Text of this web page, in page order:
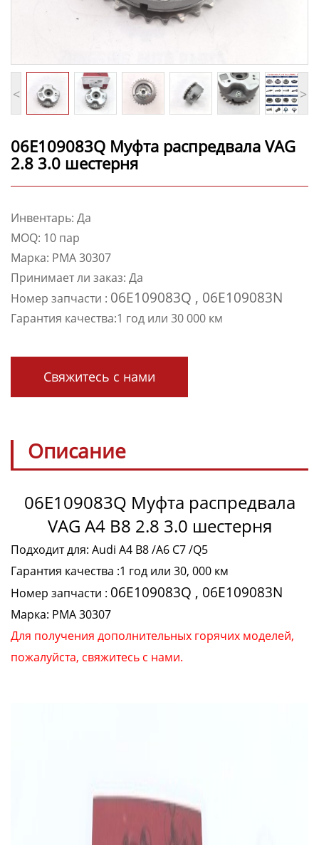
< >
06E109083Q Муфта распредвала VAG
2.8 3.0 шестерня
Инвентарь: Да
MOQ: 10 пар
Марка: PMA 30307
Принимает ли заказ: Да
Номер запчасти : 06E109083Q , 06E109083N
Гарантия качества:1 год или 30 000 км
Свяжитесь с нами
Описание
06E109083Q Муфта распредвала
VAG A4 B8 2.8 3.0 шестерня
Подходит для: Audi A4 B8 /A6 C7 /Q5
Гарантия качества :1 год или 30, 000 км
Номер запчасти : 06E109083Q , 06E109083N
Марка: PMA 30307
Для получения дополнительных горячих моделей,
пожалуйста, свяжитесь с нами.